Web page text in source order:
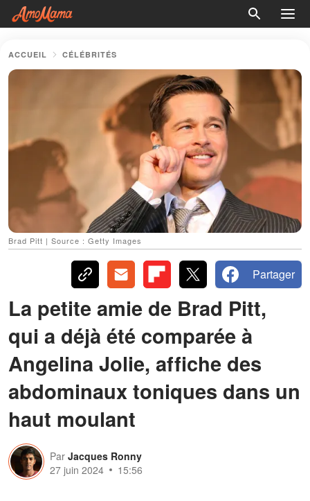
ACCUEIL CÉLÉBRITÉS
Brad Pitt | Source : Getty Images
Partager
La petite amie de Brad Pitt,
qui a déjà été comparée à
Angelina Jolie, affiche des
abdominaux toniques dans un
haut moulant
Par Jacques Ronny
27 juin 2024
15:56